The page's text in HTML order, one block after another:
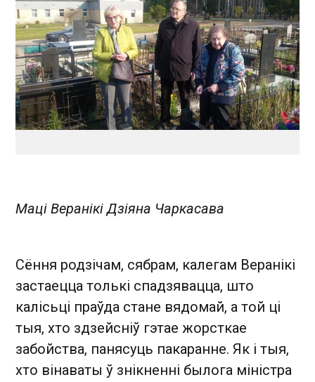
Маці Веранікі Дзіяна Чаркасава
Сёння родзічам, сябрам, калегам Веранікі
застаецца толькі спадзявацца, што
калісьці праўда стане вядомай, а той ці
тыя, хто здзейсніў гэтае жорсткае
забойства, панясуць пакаранне. Як і тыя,
хто вінаваты ў знікненні былога міністра